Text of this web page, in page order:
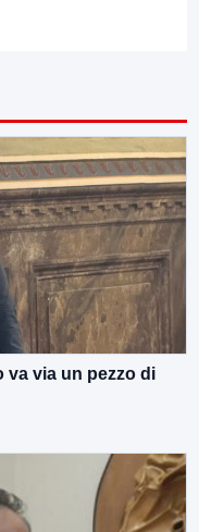
va via un pezzo di